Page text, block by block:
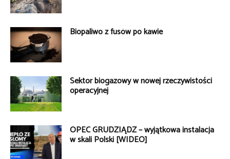
Biopaliwo z fusów po kawie
Sektor biogazowy w nowej rzeczywistości
operacyjnej
OPEC GRUDZIĄDZ – wyjątkowa instalacja
w skali Polski [WIDEO]